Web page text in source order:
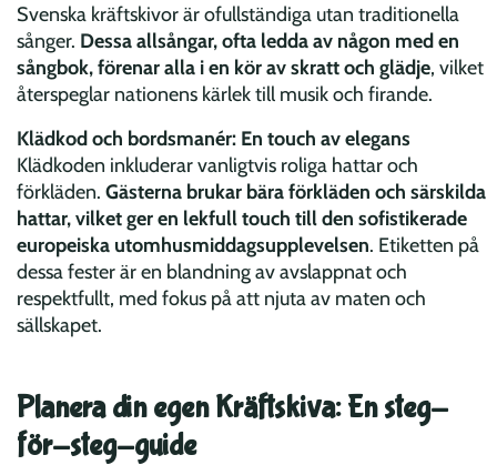
Svenska kräftskivor är ofullständiga utan traditionella
sånger. Dessa allsångar, ofta ledda av någon med en
sångbok, förenar alla i en kör av skratt och glädje, vilket
återspeglar nationens kärlek till musik och firande.
Klädkod och bordsmanér: En touch av elegans
Klädkoden inkluderar vanligtvis roliga hattar och
förkläden. Gästerna brukar bära förkläden och särskilda
hattar, vilket ger en lekfull touch till den sofistikerade
europeiska utomhusmiddagsupplevelsen. Etiketten på
dessa fester är en blandning av avslappnat och
respektfullt, med fokus på att njuta av maten och
sällskapet.
Planera din egen Kräftskiva: En steg-
för-steg-guide